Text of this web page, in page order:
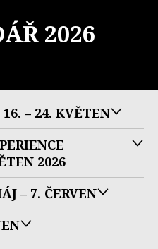
2026
– 24. KVĚTEN
2026
– 7. ČERVEN